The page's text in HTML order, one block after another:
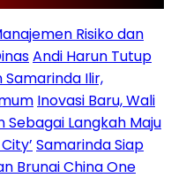
Risiko dan
Andi Harun Tutup
Ilir,
Inovasi Baru, Wali
Langkah Maju
Samarinda Siap
Brunai China One